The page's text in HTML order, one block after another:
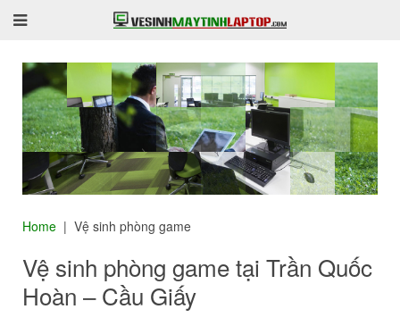
Home Vệ sinh phòng game
Vệ sinh phòng game tại Trần Quốc
Hoàn – Cầu Giấy